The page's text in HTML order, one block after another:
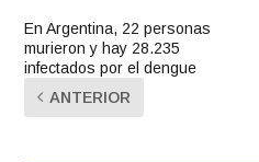
En Argentina, 22 personas
murieron y hay 28.235
infectados por el dengue
ANTERIOR